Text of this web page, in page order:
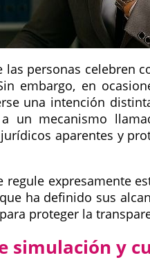
las personas celebren
embargo, en
una intención
un mecanismo
aparentes y
regule expresamente
ha definido sus
proteger la
simulación y